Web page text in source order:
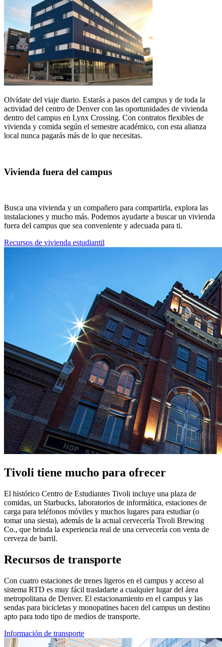
Olvídate del viaje diario. Estarás a pasos del campus y de toda la
actividad del centro de Denver con las oportunidades de vivienda
dentro del campus en Lynx Crossing. Con contratos flexibles de
vivienda y comida según el semestre académico, con esta alianza
local nunca pagarás más de lo que necesitas.
Vivienda fuera del campus
Busca una vivienda y un compañero para compartirla, explora las
instalaciones y mucho más. Podemos ayudarte a buscar un vivienda
fuera del campus que sea conveniente y adecuada para ti.
Recursos de vivienda estudiantil
Tivoli tiene mucho para ofrecer
El histórico Centro de Estudiantes Tivoli incluye una plaza de
comidas, un Starbucks, laboratorios de informática, estaciones de
carga para teléfonos móviles y muchos lugares para estudiar (o
tomar una siesta), además de la actual cervecería Tivoli Brewing
Co., que brinda la experiencia real de una cervecería con venta de
cerveza de barril.
Recursos de transporte
Con cuatro estaciones de trenes ligeros en el campus y acceso al
sistema RTD es muy fácil trasladarte a cualquier lugar del área
metropolitana de Denver. El estacionamiento en el campus y las
sendas para bicicletas y monopatines hacen del campus un destino
apto para todo tipo de medios de transporte.
Información de transporte